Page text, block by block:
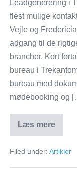
Leadgenerering i
flest mulige
Vejle og
adgang til de
brancher. Kort
bureau i
bureau med
mødebooking og
Læs mere
Bedste
bureauer
Filed under: Artikler